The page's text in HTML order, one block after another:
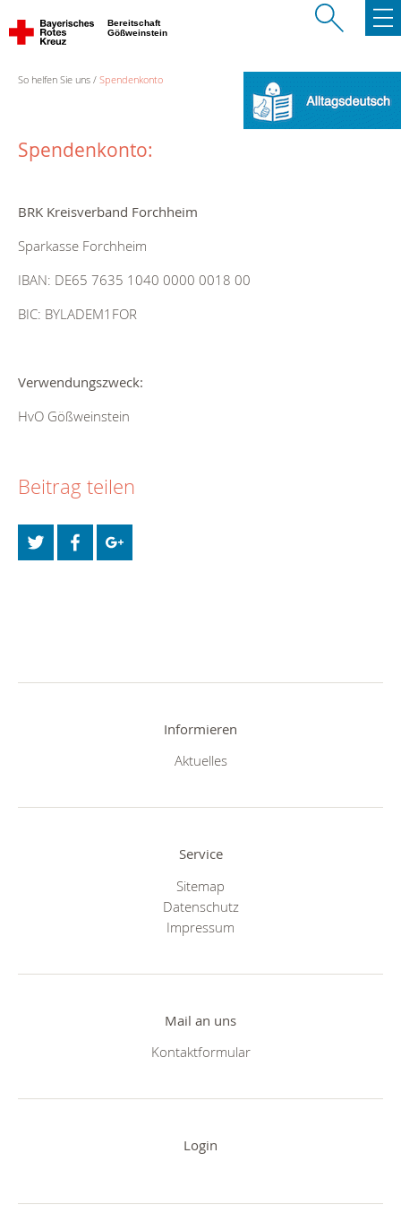
Bereitschaft
Gößweinstein
So helfen Sie uns Spendenkonto
Spendenkonto:
BRK Kreisverband Forchheim
Sparkasse Forchheim
IBAN: DE65 7635 1040 0000 0018 00
BIC: BYLADEM1FOR
Verwendungszweck:
HvO Gößweinstein
Beitrag teilen
Informieren
Aktuelles
Service
Sitemap
Datenschutz
Impressum
Mail an uns
Kontaktformular
Login